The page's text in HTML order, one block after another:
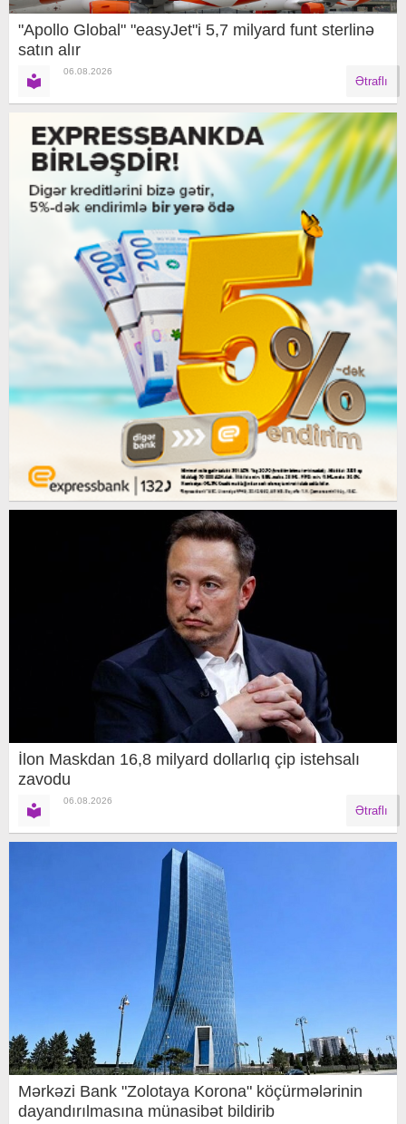
"Apollo Global" "easyJet"i 5,7 milyard funt sterlinə
satın alır
06.08.2026
Ətraflı
İlon Maskdan 16,8 milyard dollarlıq çip istehsalı
zavodu
06.08.2026
Ətraflı
Mərkəzi Bank "Zolotaya Korona" köçürmələrinin
dayandırılmasına münasibət bildirib